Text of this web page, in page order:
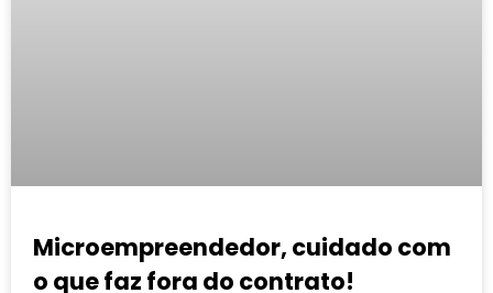
Microempreendedor, cuidado com
o que faz fora do contrato!